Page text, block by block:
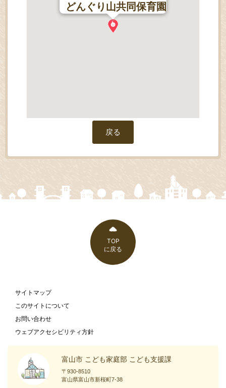
どんぐり山共同保育園
戻る
TOP
に戻る
サイトマップ
このサイトについて
お問い合わせ
ウェブアクセシビリティ方針
富山市 こども家庭部 こども支援課
〒930-8510
富山県富山市新桜町7-38